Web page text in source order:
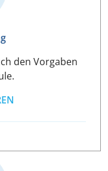
den Vorgaben